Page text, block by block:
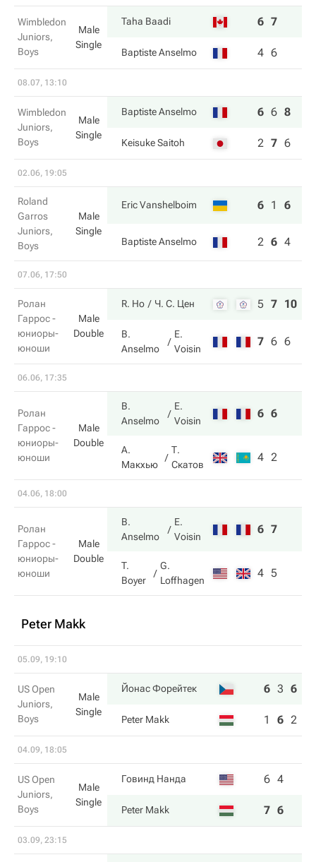
Wimbledon
Juniors,
Boys
Male
Single
Taha Baadi 6 7
Baptiste Anselmo 4 6
08.07, 13:10
Wimbledon
Juniors,
Boys
Male
Single
Baptiste Anselmo 6 6 8
Keisuke Saitoh 2 7 6
02.06, 19:05
Roland
Garros
Juniors,
Boys
Male
Single
Eric Vanshelboim 6 1 6
Baptiste Anselmo 2 6 4
07.06, 17:50
Ролан
Гаррос -
юниоры-
юноши
Male
Double
R. Ho Ч. С. Цен 5 7 10
B.
Anselmo
E.
Voisin
7 6 6
06.06, 17:35
Ролан
Гаррос -
юниоры-
юноши
Male
Double
B.
Anselmo
E.
Voisin
6 6
А.
Макхью
Т.
Скатов
4 2
04.06, 18:00
Ролан
Гаррос -
юниоры-
юноши
Male
Double
B.
Anselmo
E.
Voisin
6 7
T.
Boyer
G.
Loffhagen
4 5
Peter Makk
05.09, 19:10
US Open
Juniors,
Boys
Male
Single
Йонас Форейтек 6 3 6
Peter Makk 1 6 2
04.09, 18:05
US Open
Juniors,
Boys
Male
Single
Говинд Нанда 6 4
Peter Makk 7 6
03.09, 23:15